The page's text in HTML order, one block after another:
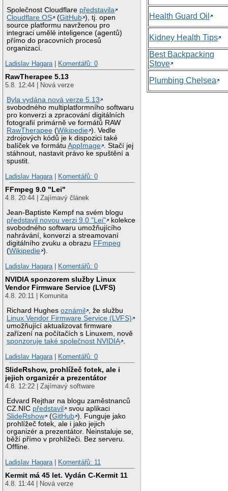
Společnost Cloudflare představila
Cloudflare OS
(GitHub ), tj. open
source platformu navrženou pro
integraci umělé inteligence (agentů)
přímo do pracovních procesů
organizací.
Ladislav Hagara
Komentářů: 0
RawTherapee 5.13
5.8. 12:44 | Nová verze
Byla vydána nová verze 5.13
svobodného multiplatformního softwaru
pro konverzi a zpracování digitálních
fotografií primárně ve formátů RAW
RawTherapee (Wikipedie ). Vedle
zdrojových kódů je k dispozici také
balíček ve formátuAppImage . Stačí jej
stáhnout, nastavit právo ke spuštění a
spustit.
Ladislav Hagara
Komentářů: 0
FFmpeg 9.0 "Lei"
4.8. 20:44 | Zajímavý článek
Jean-Baptiste Kempf na svém blogu
představil novou verzi 9.0 "Lei"
kolekce
svobodného softwaru umožňujícího
nahrávání, konverzi a streamovaní
digitálního zvuku a obrazu FFmpeg
(Wikipedie ).
Ladislav Hagara
Komentářů: 0
NVIDIA sponzorem služby Linux
Vendor Firmware Service (LVFS)
4.8. 20:11 | Komunita
Richard Hughesoznámil
, že službu
Linux Vendor Firmware Service (LVFS)
umožňující aktualizovat firmware
zařízení na počítačích s Linuxem, nově
sponzoruje také společnost NVIDIA .
Ladislav Hagara | Komentářů: 0
SlideRshow, prohlížeč fotek, ale i
jejich organizér a prezentátor
4.8. 12:22 | Zajímavý software
Edvard Rejthar na blogu zaměstnanců
CZ.NIC představil
svou aplikaci
SlideRshow
(GitHub ). Funguje jako
prohlížeč fotek, ale i jako jejich
organizér a prezentátor. Neinstaluje se,
běží přímo v prohlížeči. Bez serveru.
Offline.
Ladislav Hagara | Komentářů: 11
Kermit má 45 let. Vydán C-Kermit 11
4.8. 11:44 | Nová verze
Health Guard Oil
Kidney Health Tips
Best Backpacking
Stove
Plumbing Chelsea